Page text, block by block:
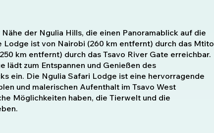
der Ngulia Hills, die einen Panoramablick auf die
Lodge ist von Nairobi (260 km entfernt) durch das Mtito
km entfernt) durch das Tsavo River Gate erreichbar.
lädt zum Entspannen und Genießen des
ein. Die Ngulia Safari Lodge ist eine hervorragende
und malerischen Aufenthalt im Tsavo West
Möglichkeiten haben, die Tierwelt und die